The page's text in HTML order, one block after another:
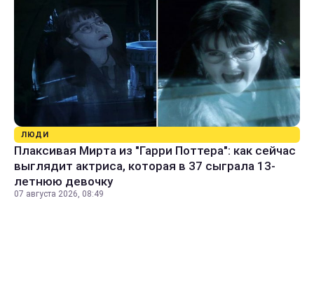
ЛЮДИ
Плаксивая Мирта из "Гарри Поттера": как сейчас
выглядит актриса, которая в 37 сыграла 13-
летнюю девочку
07 августа 2026, 08:49